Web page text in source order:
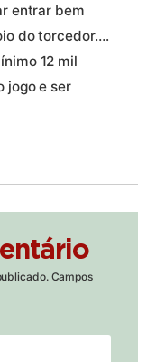
entrar bem
do torcedor….
12 mil
jogo e ser
Campos